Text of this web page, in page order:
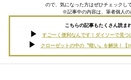
ので、気になった方はぜひチェックし
※記事中の内容は、筆者個人の
こちらの記事もたくさん読ま
すごーく便利なんです！ダイソーで見つ
クローゼットの中の〝暗い〟を解決！【